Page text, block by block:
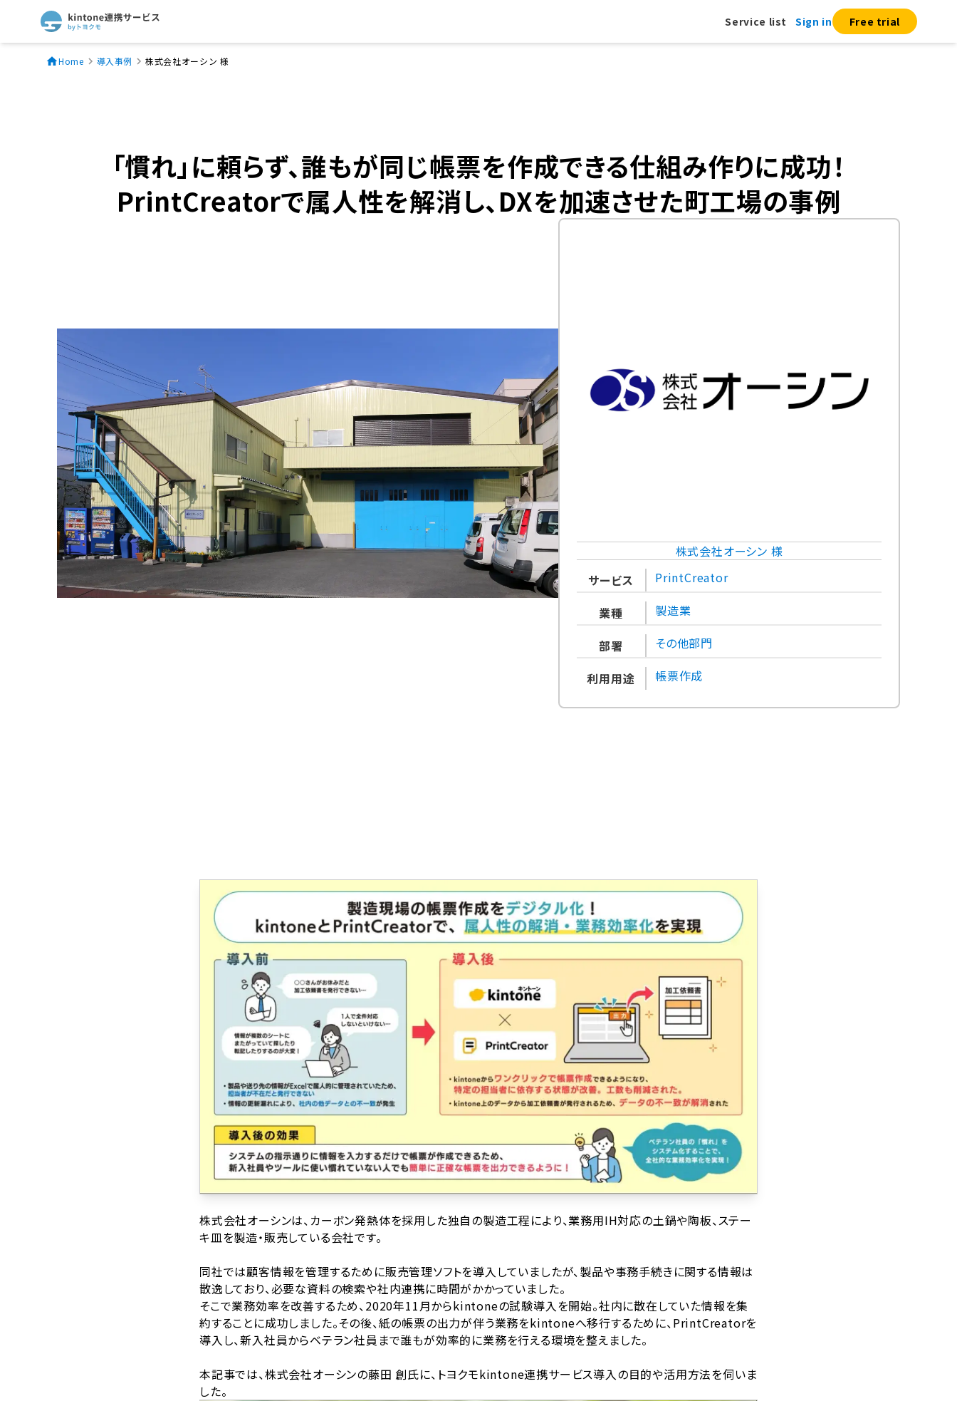
Service list Sign in Free trial
Home 導入事例 株式会社オーシン 様
「慣れ」に頼らず、誰もが同じ帳票を作成できる仕組み作りに成功！
PrintCreatorで属人性を解消し、DXを加速させた町工場の事例
株式会社オーシン 様
サービス
PrintCreator
業種 製造業
部署 その他部門
利用用途 帳票作成
株式会社オーシンは、カーボン発熱体を採用した独自の製造工程により、業務用IH対応の土鍋や陶板、ステー
キ皿を製造・販売している会社です。
同社では顧客情報を管理するために販売管理ソフトを導入していましたが、製品や事務手続きに関する情報は
散逸しており、必要な資料の検索や社内連携に時間がかかっていました。
そこで業務効率を改善するため、2020年11月からkintoneの試験導入を開始。社内に散在していた情報を集
約することに成功しました。その後、紙の帳票の出力が伴う業務をkintoneへ移行するために、PrintCreatorを
導入し、新入社員からベテラン社員まで誰もが効率的に業務を行える環境を整えました。
本記事では、株式会社オーシンの藤田 創氏に、トヨクモkintone連携サービス導入の目的や活用方法を伺いま
した。